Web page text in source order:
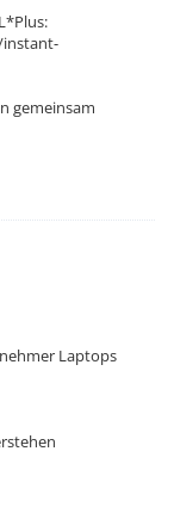
gemeinsam
Laptops